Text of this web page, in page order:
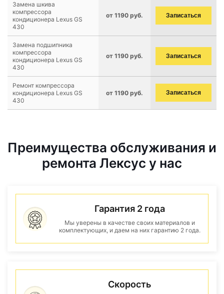
Замена шкива
компрессора
кондиционера Lexus GS
430
от 1190 руб. Записаться
Замена подшипника
компрессора
кондиционера Lexus GS
430
от 1190 руб. Записаться
Ремонт компрессора
кондиционера Lexus GS
430
от 1190 руб. Записаться
Преимущества обслуживания и
ремонта Лексус у нас
Гарантия 2 года
Мы уверены в качестве своих материалов и
комплектующих, и даем на них гарантию 2 года.
Скорость